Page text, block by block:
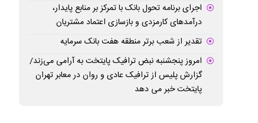
اجرای برنامه تحول بانک با تمرکز بر منابع پایدار،
درآمدهای کارمزدی و بازسازی اعتماد مشتریان
تقدیر از شعب برتر منطقه هفت بانک سرمایه
امروز پنجشنبه نبض ترافیک پایتخت به آرامی می‌زند/
گزارش پلیس از ترافیک عادی و روان در معابر تهران
پایتخت خبر می دهد